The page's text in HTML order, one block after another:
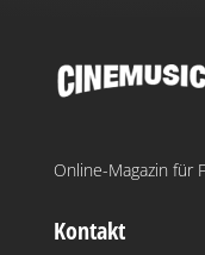
Online-Magazin für
Kontakt